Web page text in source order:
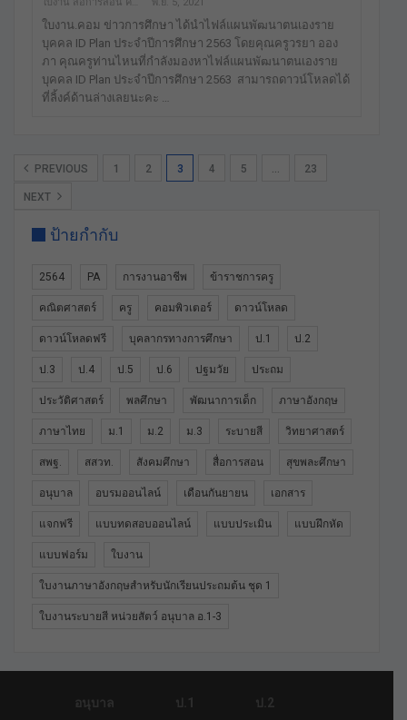
ใบงาน.คอม ข่าวการศึกษา ได้นำไฟล์แผนพัฒนาตนเองราย
บุคคล ID Plan ประจำปีการศึกษา 2563 โดยคุณครูวรยา ออง
ภา คุณครูท่านไหนที่กำลังมองหาไฟล์แผนพัฒนาตนเองราย
บุคคล ID Plan ประจำปีการศึกษา 2563 สามารถดาวน์โหลดได้
ที่ลิ้งค์ด้านล่างเลยนะคะ …
PREVIOUS 1 2 3 4 5 … 23
NEXT
ป้ายกำกับ
2564 PA การงานอาชีพ ข้าราชการครู
คณิตศาสตร์ ครู คอมพิวเตอร์ ดาวน์โหลด
ดาวน์โหลดฟรี บุคลากรทางการศึกษา ป.1 ป.2
ป.3 ป.4 ป.5 ป.6 ปฐมวัย ประถม
ประวัติศาสตร์ พลศึกษา พัฒนาการเด็ก ภาษาอังกฤษ
ภาษาไทย ม.1 ม.2 ม.3 ระบายสี วิทยาศาสตร์
สพฐ. สสวท. สังคมศึกษา สื่อการสอน สุขพละศึกษา
อนุบาล อบรมออนไลน์ เดือนกันยายน เอกสาร
แจกฟรี แบบทดสอบออนไลน์ แบบประเมิน แบบฝึกหัด
แบบฟอร์ม ใบงาน
ใบงานภาษาอังกฤษสำหรับนักเรียนประถมต้น ชุด 1
ใบงานระบายสี หน่วยสัตว์ อนุบาล อ.1-3
อนุบาล ป.1 ป.2